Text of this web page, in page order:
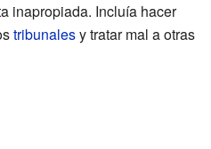
inapropiada. Incluía hacer
tribunalesy tratar mal a otras